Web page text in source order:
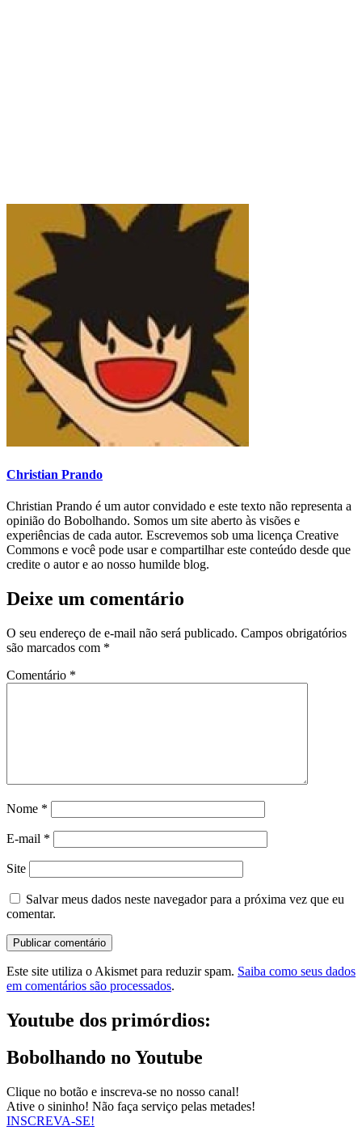
Christian Prando
Christian Prando é um autor convidado e este texto não representa a
opinião do Bobolhando. Somos um site aberto às visões e
experiências de cada autor. Escrevemos sob uma licença Creative
Commons e você pode usar e compartilhar este conteúdo desde que
credite o autor e ao nosso humilde blog.
Deixe um comentário
O seu endereço de e-mail não será publicado. Campos obrigatórios
são marcados com *
Comentário *
Nome *
E-mail *
Site
Salvar meus dados neste navegador para a próxima vez que eu
comentar.
Este site utiliza o Akismet para reduzir spam. Saiba como seus dados
em comentários são processados.
Youtube dos primórdios:
Bobolhando no Youtube
Clique no botão e inscreva-se no nosso canal!
Ative o sininho! Não faça serviço pelas metades!
INSCREVA-SE!